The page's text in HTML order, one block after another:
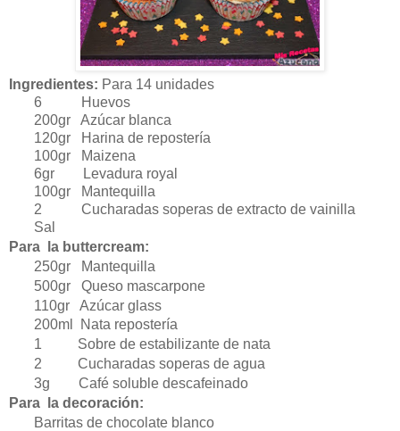
Ingredientes: Para 14 unidades
6 Huevos
200gr Azúcar blanca
120gr Harina de repostería
100gr Maizena
6gr Levadura royal
100gr Mantequilla
2 Cucharadas soperas de extracto de vainilla
Sal
Para la buttercream:
250gr Mantequilla
500gr Queso mascarpone
110gr Azúcar glass
200ml Nata repostería
1 Sobre de estabilizante de nata
2 Cucharadas soperas de agua
3g Café soluble descafeinado
Para la decoración:
Barritas de chocolate blanco